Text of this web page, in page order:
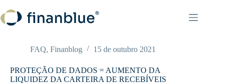
para
o
FAQ, Finanblog 15 de outubro 2021
PROTEÇÃO DE DADOS = AUMENTO DA
LIQUIDEZ DA CARTEIRA DE RECEBÍVEIS